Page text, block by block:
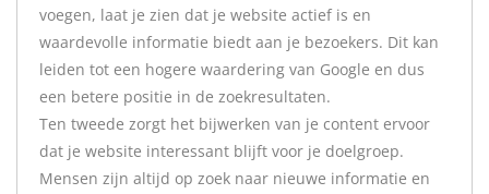
voegen, laat je zien dat je website actief is en
waardevolle informatie biedt aan je bezoekers. Dit kan
leiden tot een hogere waardering van Google en dus
een betere positie in de zoekresultaten.
Ten tweede zorgt het bijwerken van je content ervoor
dat je website interessant blijft voor je doelgroep.
Mensen zijn altijd op zoek naar nieuwe informatie en